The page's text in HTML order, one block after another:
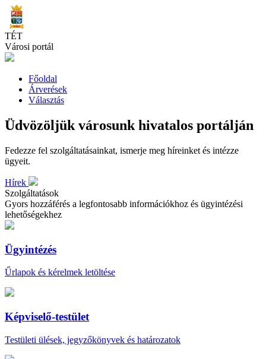
Skip
to
main
content
TÉT
Városi portál
Főoldal
Árverések
Választás
Üdvözöljük városunk hivatalos portálján
Fedezze fel szolgáltatásainkat, ismerje meg híreinket és intézze
ügyeit.
Hírek
Szolgáltatások
Gyors hozzáférés a legfontosabb információkhoz és ügyintézési
lehetőségekhez
Ügyintézés
Űrlapok és kérelmek letöltése
Képviselő-testület
Testületi ülések, jegyzőkönyvek és határozatok